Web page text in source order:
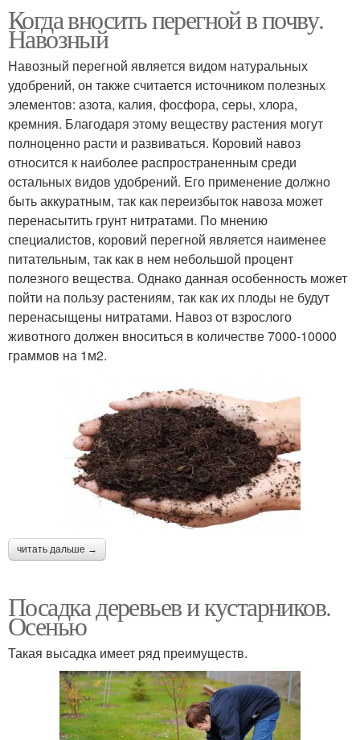
Когда вносить перегной в почву.
Навозный
Навозный перегной является видом натуральных
удобрений, он также считается источником полезных
элементов: азота, калия, фосфора, серы, хлора,
кремния. Благодаря этому веществу растения могут
полноценно расти и развиваться. Коровий навоз
относится к наиболее распространенным среди
остальных видов удобрений. Его применение должно
быть аккуратным, так как переизбыток навоза может
перенасытить грунт нитратами. По мнению
специалистов, коровий перегной является наименее
питательным, так как в нем небольшой процент
полезного вещества. Однако данная особенность может
пойти на пользу растениям, так как их плоды не будут
перенасыщены нитратами. Навоз от взрослого
животного должен вноситься в количестве 7000-10000
граммов на 1м2.
читать дальше →
Посадка деревьев и кустарников.
Осенью
Такая высадка имеет ряд преимуществ.